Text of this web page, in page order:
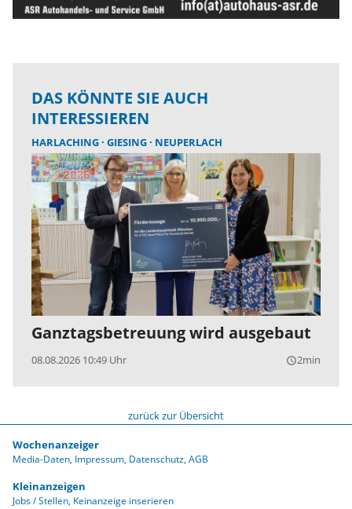
DAS KÖNNTE SIE AUCH
INTERESSIEREN
HARLACHING GIESING NEUPERLACH
Ganztagsbetreuung wird ausgebaut
08.08.2026 10:49 Uhr query_builder2min
zurück zur Übersicht
Wochenanzeiger
Media-Daten Impressum Datenschutz AGB
Kleinanzeigen
Jobs / Stellen Keinanzeige inserieren